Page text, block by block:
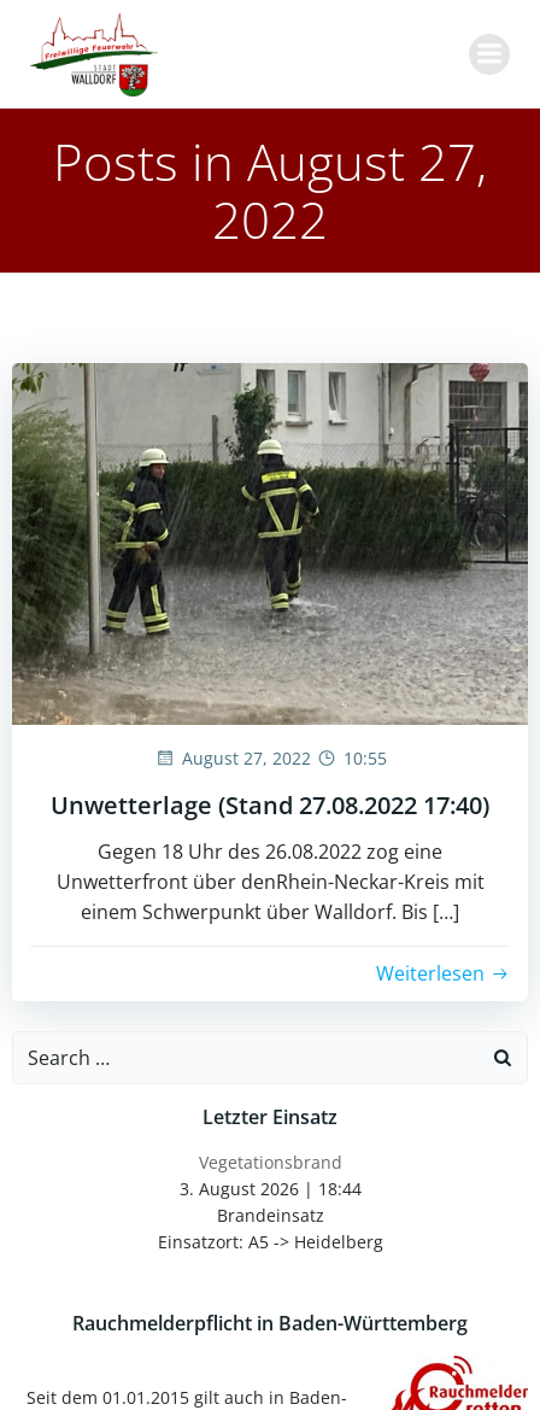
Posts in August 27,
2022
August 27, 2022 10:55
Unwetterlage (Stand 27.08.2022 17:40)
Gegen 18 Uhr des 26.08.2022 zog eine
Unwetterfront über denRhein-Neckar-Kreis mit
einem Schwerpunkt über Walldorf. Bis […]
Weiterlesen
Search
Letzter Einsatz
Vegetationsbrand
3. August 2026| 18:44
Brandeinsatz
Einsatzort: A5 -> Heidelberg
Rauchmelderpflicht in Baden-Württemberg
Seit dem 01.01.2015 gilt auch in Baden-